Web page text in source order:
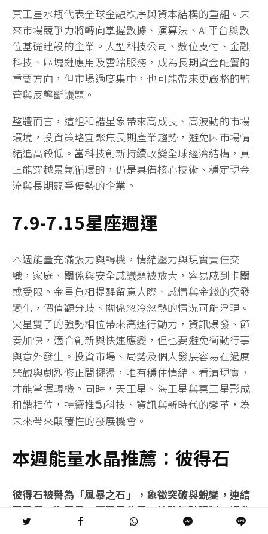
冥王星水瓶代表全球金融秩序與資本結構的重組。未
來市場競爭力將轉向掌握數據、演算法、AI平台與數
位基礎建設的企業。大型科技公司、數位支付、金融
科技、區塊鏈應用及雲端服務，成為長期資金配置的
重要方向，但市場過度集中，也可能帶來更嚴格的監
管與反壟斷議題。
整體而言，這組和諧星象帶來高成長、高波動的市場
環境，投資策略宜聚焦長期產業趨勢，避免因市場情
緒追高殺低。當科技創新持續改變全球經濟結構，真
正能穿越景氣循環的，仍是具備核心技術、穩定現金
流與長期競爭優勢的企業。
7.9-7.15星座週運
本週能量充滿張力與轉機，情緒壓力與現實責任交
織，家庭、關係與安全感議題被放大，容易感到卡關
或受限。金星負相提醒留意人際、感情與金錢的突發
變化，價值觀分歧、關係忽冷忽熱的情況可能浮現。
火星雙子的強勢相位帶來高速行動力，資訊爆發、節
奏加快，適合創新與快速應變，但也要避免衝動行事
與意外發生。投資市場、局勢及個人發展容易在過度
樂觀與劇烈修正間擺盪，唯有穩住情緒、看清現實，
才能掌握轉機。同時，天王星、海王星與冥王星形成
和諧相位，持續推動科技、資訊與新時代的變革，為
未來帶來顛覆性的發展機會。
本週能量水晶推薦：彼得石
彼得石被譽為「風暴之石」，象徵突破與蛻變，連結
天王星、海王星、冥王星能量，協助打破限制、提升
直覺與洞察力，勇敢迎向人生轉變。